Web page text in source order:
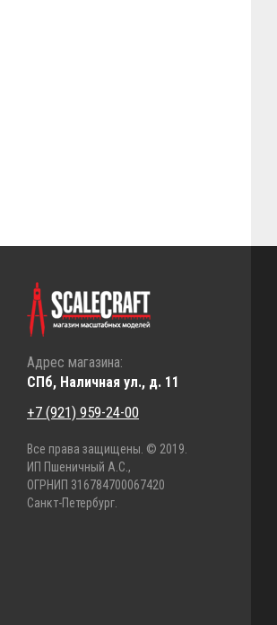
Адрес магазина:
СПб, Наличная ул., д. 11
+7 (921) 959-24-00
Все права защищены. © 2019.
ИП Пшеничный А.С.,
ОГРНИП 316784700067420
Санкт-Петербург.